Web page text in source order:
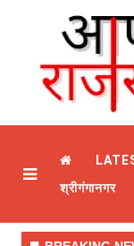
श्रीगंगानगर